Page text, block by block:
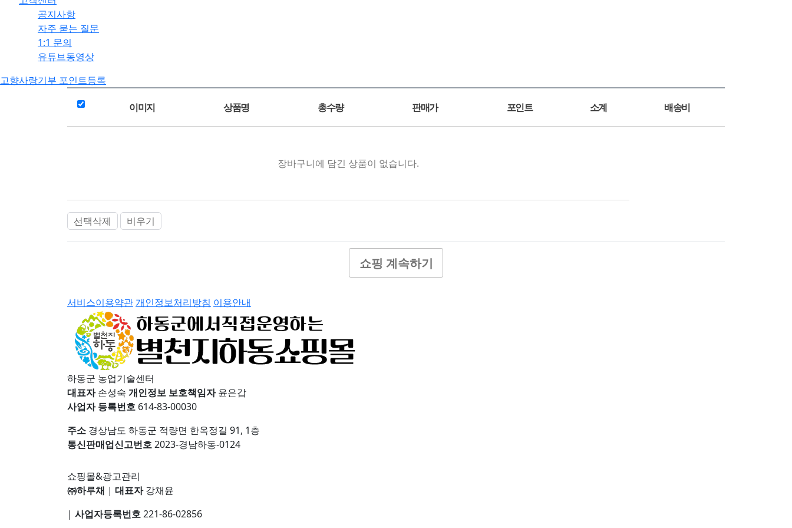
공지사항
자주 묻는 질문
1:1 문의
유튜브동영상
고향사랑기부 포인트등록
이미지 상품명 총수량 판매가 포인트 소계 배송비
장바구니에 담긴 상품이 없습니다.
선택삭제 비우기
쇼핑 계속하기
서비스이용약관 개인정보처리방침 이용안내
하동군 농업기술센터
대표자 손성숙 개인정보 보호책임자 윤은갑
사업자 등록번호 614-83-00030
주소 경상남도 하동군 적량면 한옥정길 91, 1층
통신판매업신고번호2023-경남하동-0124
쇼핑몰&광고관리
㈜하루채 | 대표자강채윤
| 사업자등록번호221-86-02856